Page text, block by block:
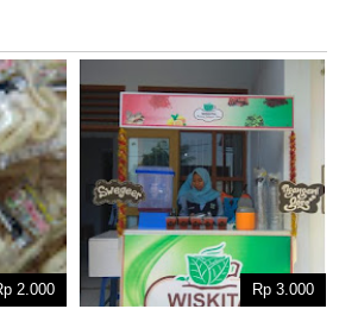
2.000
Rp 3.000